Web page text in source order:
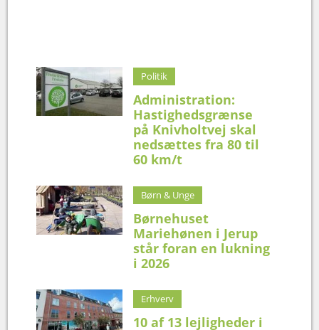
Politik
Administration:
Hastighedsgrænse
på Knivholtvej skal
nedsættes fra 80 til
60 km/t
Børn & Unge
Børnehuset
Mariehønen i Jerup
står foran en lukning
i 2026
Erhverv
10 af 13 lejligheder i